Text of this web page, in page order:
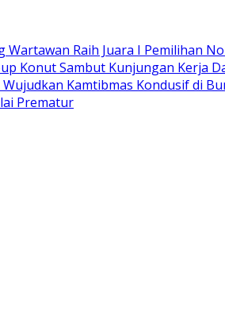
Wartawan ‎Raih Juara I Pemilihan
Konut Sambut Kunjungan Kerja
Kamtibmas Kondusif di
Prematur